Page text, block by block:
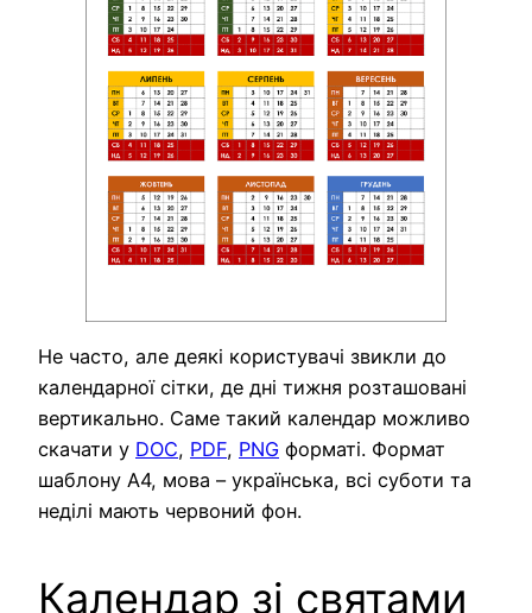
Не часто, але деякі користувачі звикли до
календарної сітки, де дні тижня розташовані
вертикально. Саме такий календар можливо
скачати у DOC, PDF, PNG форматі. Формат
шаблону А4, мова – українська, всі суботи та
неділі мають червоний фон.
Календар зі святами